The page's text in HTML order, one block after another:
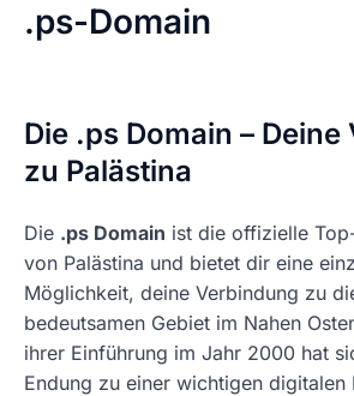
.ps-Domain
Die .ps Domain –
zu Palästina
Die .ps Domain ist die offizielle
von Palästina und bietet dir eine
Möglichkeit, deine Verbindung zu
bedeutsamen Gebiet im Nahen
ihrer Einführung im Jahr 2000 hat
Endung zu einer wichtigen digitalen